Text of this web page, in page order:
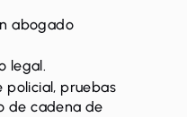
abogado
legal.
policial, pruebas
de cadena de